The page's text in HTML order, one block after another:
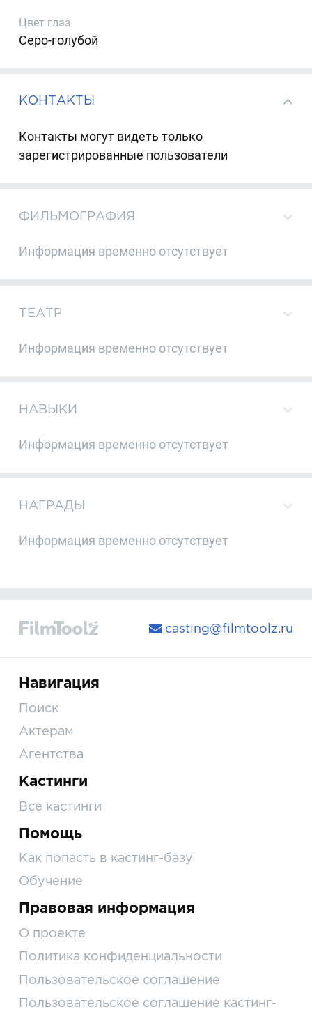
Цвет глаз
Серо-голубой
КОНТАКТЫ
Контакты могут видеть только
зарегистрированные пользователи
ФИЛЬМОГРАФИЯ
Информация временно отсутствует
ТЕАТР
Информация временно отсутствует
НАВЫКИ
Информация временно отсутствует
НАГРАДЫ
Информация временно отсутствует
casting@filmtoolz.ru
Навигация
Поиск
Актерам
Агентства
Кастинги
Все кастинги
Помощь
Как попасть в кастинг-базу
Обучение
Правовая информация
О проекте
Политика конфиденциальности
Пользовательское соглашение
Пользовательское соглашение кастинг-